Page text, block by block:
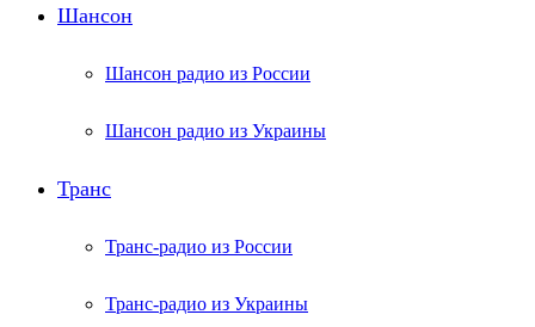
Шансон
Шансон радио из России
Шансон радио из Украины
Транс
Транс-радио из России
Транс-радио из Украины